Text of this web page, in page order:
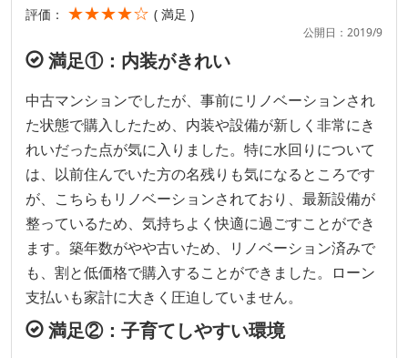
評価： ★★★★☆ ( 満足 )
公開日：2019/9
満足①：内装がきれい
中古マンションでしたが、事前にリノベーションされ
た状態で購入したため、内装や設備が新しく非常にき
れいだった点が気に入りました。特に水回りについて
は、以前住んでいた方の名残りも気になるところです
が、こちらもリノベーションされており、最新設備が
整っているため、気持ちよく快適に過ごすことができ
ます。築年数がやや古いため、リノベーション済みで
も、割と低価格で購入することができました。ローン
支払いも家計に大きく圧迫していません。
満足②：子育てしやすい環境